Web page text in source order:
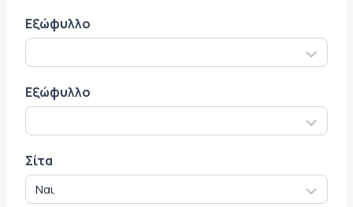
Εξώφυλλο
Εξώφυλλο
Σίτα